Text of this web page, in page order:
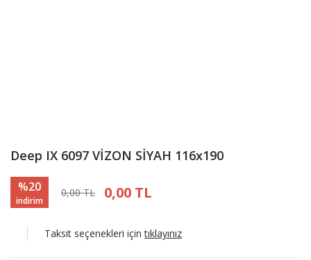
Deep IX 6097 VİZON SİYAH 116x190
%20
indirim
0,00 TL 0,00 TL
Taksit seçenekleri içintıklayınız